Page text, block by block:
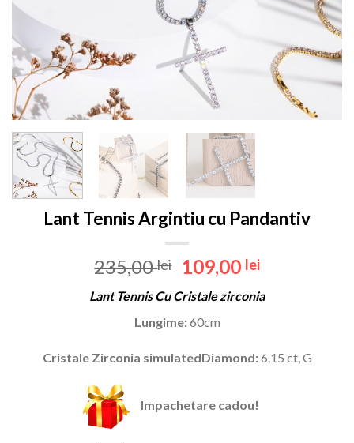
Lant Tennis Argintiu cu Pandantiv
235,00lei
Prețul
inițial
a
fost:
109,00 leiPrețul
este:
Lant Tennis Cu Cristale zirconia
Lungime:60cm
Cristale Zirconia simulatedDiamond:6.15 ct, G
Impachetare cadou!